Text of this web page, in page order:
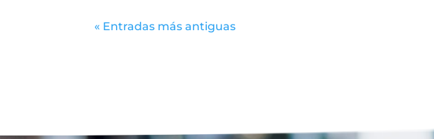
« Entradas más antiguas